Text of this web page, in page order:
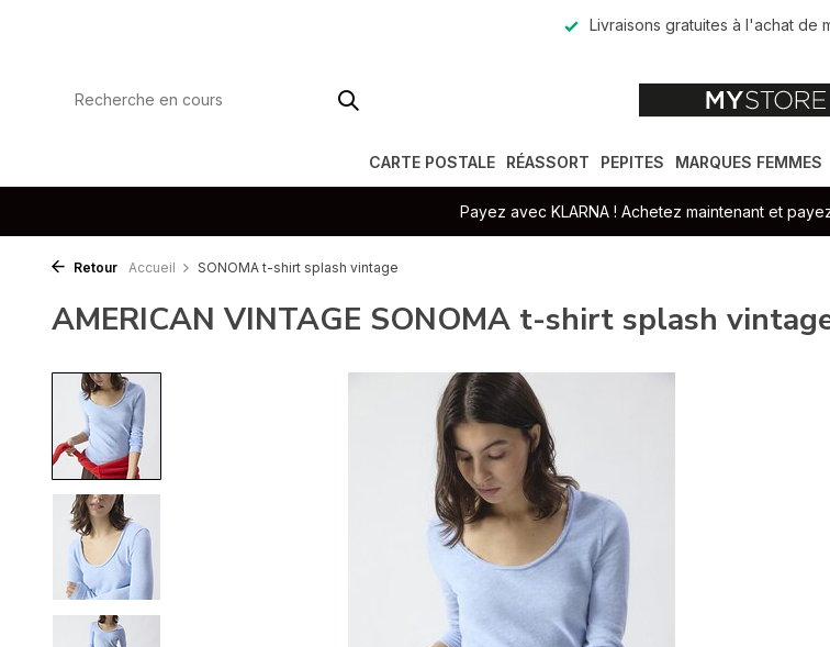
Livraisons gratuites à l'achat de
CARTE POSTALE RÉASSORT PEPITES MARQUES FEMMES
Payez avec KLARNA ! Achetez maintenant et
Retour Accueil SONOMA t-shirt splash vintage
AMERICAN VINTAGE SONOMA t-shirt splash